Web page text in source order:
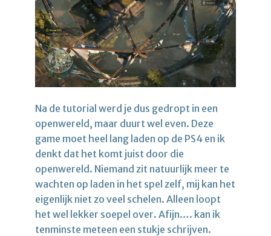
Na de tutorial werd je dus gedropt in een
openwereld, maar duurt wel even. Deze
game moet heel lang laden op de PS4 en ik
denkt dat het komt juist door die
openwereld. Niemand zit natuurlijk meer te
wachten op laden in het spel zelf, mij kan het
eigenlijk niet zo veel schelen. Alleen loopt
het wel lekker soepel over. Afijn…. kan ik
tenminste meteen een stukje schrijven.